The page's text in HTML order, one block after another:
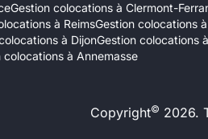
Gestion colocations à Clermont-
à ReimsGestion colocations
à DijonGestion colocations
colocations à Annemasse
Copyright© 2026.